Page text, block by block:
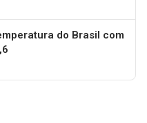
do Brasil com